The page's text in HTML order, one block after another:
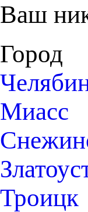
Ваш
Город
Миасс
Троицк